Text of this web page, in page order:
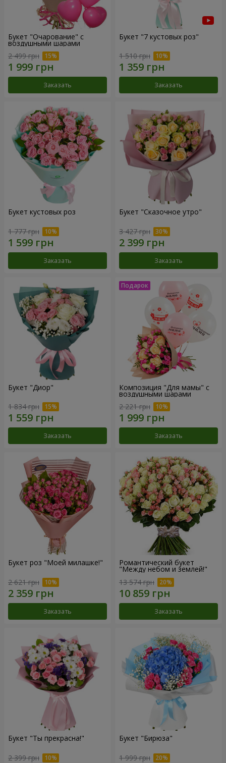
Букет "Очарование" с
воздушными шарами
2 499 грн
Заказать
Букет "7 кустовых роз"
1 510 грн
Заказать
Букет кустовых роз
1 777 грн
Заказать
Букет "Сказочное утро"
3 427 грн
Заказать
Букет "Диор"
1 834 грн
Заказать
Композиция "Для мамы" с
воздушными шарами
2 221 грн
Заказать
Букет роз "Моей милашке!"
2 621 грн
Заказать
Романтический букет
"Между небом и землей!"
13 574 грн
Заказать
Букет "Ты прекрасна!"
2 399 грн
Букет "Бирюза"
1 999 грн